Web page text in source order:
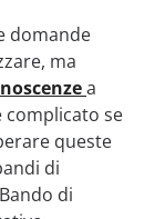
domande
ma
a
complicato se
queste
di
di